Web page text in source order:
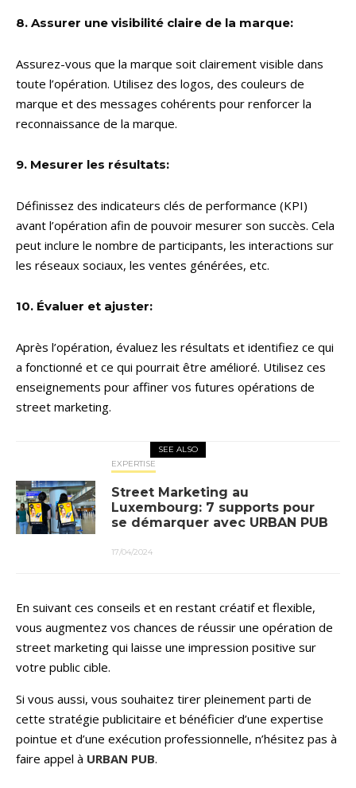
8. Assurer une visibilité claire de la marque:
Assurez-vous que la marque soit clairement visible dans
toute l’opération. Utilisez des logos, des couleurs de
marque et des messages cohérents pour renforcer la
reconnaissance de la marque.
9. Mesurer les résultats:
Définissez des indicateurs clés de performance (KPI)
avant l’opération afin de pouvoir mesurer son succès. Cela
peut inclure le nombre de participants, les interactions sur
les réseaux sociaux, les ventes générées, etc.
10. Évaluer et ajuster:
Après l’opération, évaluez les résultats et identifiez ce qui
a fonctionné et ce qui pourrait être amélioré. Utilisez ces
enseignements pour affiner vos futures opérations de
street marketing.
SEE ALSO
EXPERTISE
Street Marketing au
Luxembourg: 7 supports pour
se démarquer avec URBAN PUB
17/04/2024
En suivant ces conseils et en restant créatif et flexible,
vous augmentez vos chances de réussir une opération de
street marketing qui laisse une impression positive sur
votre public cible.
Si vous aussi, vous souhaitez tirer pleinement parti de
cette stratégie publicitaire et bénéficier d’une expertise
pointue et d’une exécution professionnelle, n’hésitez pas à
faire appel à URBAN PUB.